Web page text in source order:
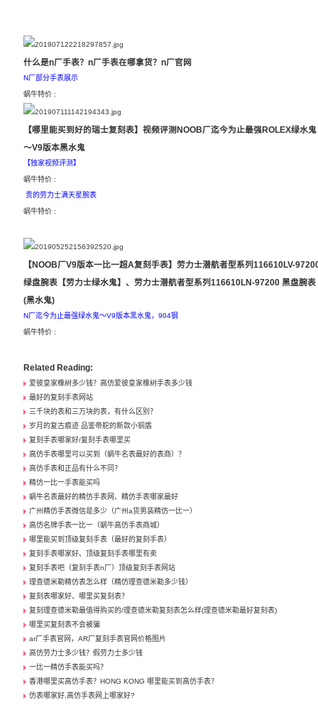
什么是n厂手表？n厂手表在哪拿货？n厂官网
N厂部分手表展示
蜗牛特价 :
【哪里能买到好的瑞士复刻表】视频评测NOOB厂迄今为止最强ROLEX绿水鬼
～V9版本黑水鬼
【独家视频评测】
蜗牛特价 :
贵的劳力士满天星腕表
蜗牛特价 :
【NOOB厂V9版本一比一超A复刻手表】劳力士潜航者型系列116610LV-
绿盘腕表【劳力士绿水鬼】、劳力士潜航者型系列116610LN-97200 黑盘腕表
(黑水鬼)
N厂迄今为止最强绿水鬼～V9版本黑水鬼，904钢
蜗牛特价 :
Related Reading:
爱彼皇家橡树多少钱？高仿爱彼皇家橡树手表多少钱
最好的复刻手表网站
三千块的表和三万块的表，有什么区别？
岁月的复古痕迹 品鉴帝舵的新款小铜盾
复刻手表哪家好/复刻手表哪里买
高仿手表哪里可以买到（蜗牛名表最好的表商）？
高仿手表和正品有什么不同？
精仿一比一手表能买吗
蜗牛名表最好的精仿手表网、精仿手表哪家最好
广州精仿手表微信是多少（广州a货男装精仿一比一）
高仿名牌手表一比一（蜗牛高仿手表商城）
哪里能买到顶级复刻手表（最好的复刻手表）
复刻手表哪家好、顶级复刻手表哪里有卖
复刻手表吧（复刻手表n厂）顶级复刻手表网站
理查德米勒精仿表怎么样（精仿理查德米勒多少钱）
复刻表哪家好、哪里买复刻表？
复刻理查德米勒最值得购买的/理查德米勒复刻表怎么样(理查德米勒最好复刻表)
哪里买复刻表不会被骗
ar厂手表官网，AR厂复刻手表官网价格图片
高仿劳力士多少钱？假劳力士多少钱
一比一精仿手表能买吗？
香港哪里买高仿手表？HONG KONG 哪里能买到高仿手表？
仿表哪家好,高仿手表网上哪家好?